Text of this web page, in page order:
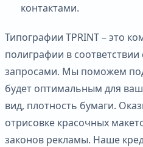
контактами.
Типографии TPRINT – это
полиграфии в
запросами. Мы поможем
будет оптимальным для
вид, плотность бумаги.
отрисовке красочных
законов рекламы. Наше